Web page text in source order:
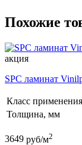
Похожие
акция
SPC ламинат
Класс применения
Толщина, мм
3649 руб/м2